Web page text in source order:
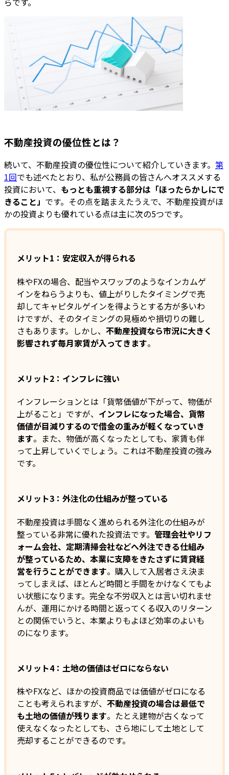
不動産投資の優位性とは？
続いて、不動産投資の優位性について紹介していきます。 第
1回でも述べたとおり、私が公務員の皆さんへオススメする
投資において、 もっとも重視する部分は「ほったらかしにで
きること」 です。その点を踏まえたうえで、不動産投資がほ
かの投資よりも優れている点は主に次の5つです。
メリット1：安定収入が得られる
株やFXの場合、配当やスワップのようなインカムゲ
インをねらうよりも、値上がりしたタイミングで売
却してキャピタルゲインを得ようとする方が多いわ
けですが、そのタイミングの見極めや損切りの難し
さもあります。しかし、 不動産投資なら市況に大きく
影響されず毎月家賃が入ってきます。
メリット2：インフレに強い
インフレーションとは「貨幣価値が下がって、物価が
上がること」ですが、 インフレになった場合、貨幣
価値が目減りするので借金の重みが軽くなっていき
ます。また、物価が高くなったとしても、家賃も伴
って上昇していくでしょう。これは不動産投資の強み
です。
メリット3：外注化の仕組みが整っている
不動産投資は手間なく進められる外注化の仕組みが
整っている非常に優れた投資法です。 管理会社やリフ
ォーム会社、定期清掃会社などへ外注できる仕組み
が整っているため、本業に支障をきたさずに賃貸経
営を行うことができます。購入して入居者さえ決ま
ってしまえば、ほとんど時間と手間をかけなくてもよ
い状態になります。完全な不労収入とは言い切れませ
んが、運用にかける時間と返ってくる収入のリターン
との関係でいうと、本業よりもよほど効率のよいも
のになります。
メリット4：土地の価値はゼロにならない
株やFXなど、ほかの投資商品では価値がゼロになる
ことも考えられますが、 不動産投資の場合は最低で
も土地の価値が残ります。たとえ建物が古くなって
使えなくなったとしても、さら地にして土地として
売却することができるのです。